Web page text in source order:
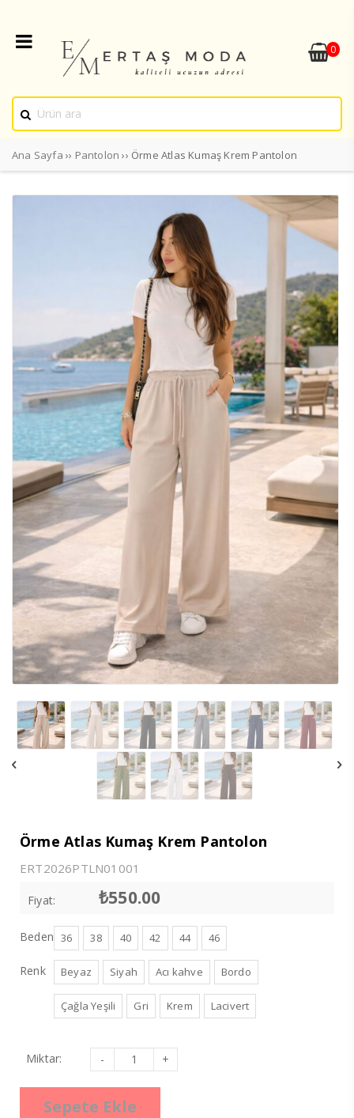
0
Ana Sayfa ›› Pantolon ›› Örme Atlas Kumaş Krem Pantolon
Örme Atlas Kumaş Krem Pantolon
ERT2026PTLN01001
Fiyat: ₺550.00
Beden 36 38 40 42 44 46
Renk Beyaz Siyah Acı kahve Bordo
Çağla Yeşili Gri Krem Lacivert
Miktar: Örme
Kumaş
Krem
adet
Sepete Ekle